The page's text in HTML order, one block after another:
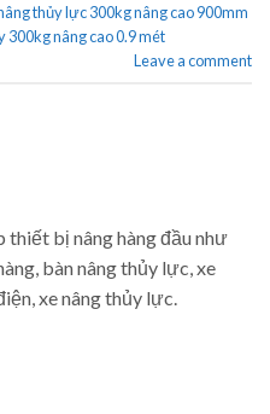
thủy lực 300kg nâng cao 900mm
300kg nâng cao 0.9 mét
Leave a comment
thiết bị nâng hàng đầu như
bàn nâng thủy lực, xe
xe nâng thủy lực.